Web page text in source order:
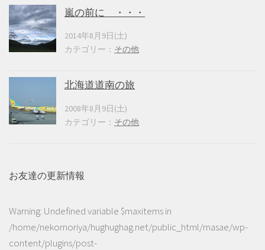
嵐の前に ・・・
2014年8月9日(土)
カテゴリー： その他
北海道道南の旅
2008年8月9日(土)
カテゴリー： その他
お友達の更新情報
Warning: Undefined variable $maxitems in
/home/nekomoriya/hughughag.net/public_html/masae/wp-
content/plugins/post-